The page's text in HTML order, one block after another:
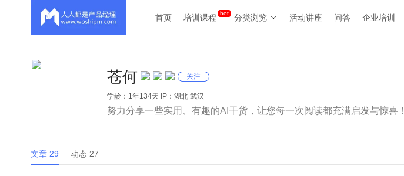
首页 培训课程 分类浏览 活动讲座 问答 企业培训
苍何 关注
学龄：1年134天 IP：湖北 武汉
努力分享一些实用、有趣的AI干货，让您每一次阅读都充满启发与惊喜！
文章 29 动态 27